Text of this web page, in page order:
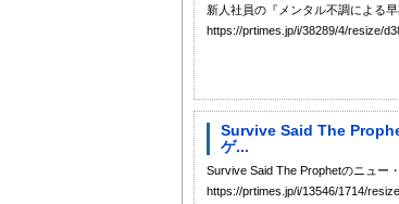
新人社員の『メンタル不調による
https://prtimes.jp/i/38289/4/resize/
Survive Said The
ゲ...
Survive Said The Prophetのニュー
https://prtimes.jp/i/13546/1714/